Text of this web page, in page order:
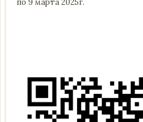
по 9 марта 2025г.